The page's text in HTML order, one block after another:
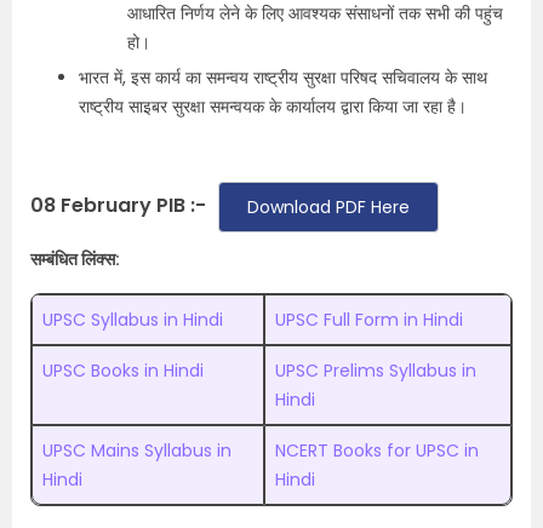
आधारित निर्णय लेने के लिए आवश्यक संसाधनों तक सभी की पहुंच
हो।
भारत में, इस कार्य का समन्वय राष्ट्रीय सुरक्षा परिषद सचिवालय के साथ
राष्ट्रीय साइबर सुरक्षा समन्वयक के कार्यालय द्वारा किया जा रहा है।
08 February PIB :- Download PDF Here
सम्बंधित लिंक्स:
UPSC Syllabus in Hindi UPSC Full Form in Hindi
UPSC Books in Hindi
UPSC Prelims Syllabus in
Hindi
UPSC Mains Syllabus in
Hindi
NCERT Books for UPSC in
Hindi